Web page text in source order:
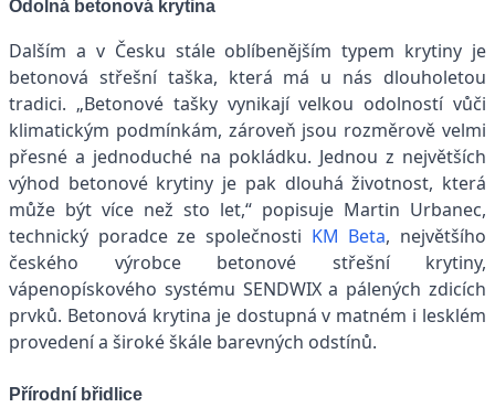
Odolná betonová krytina
Dalším a v Česku stále oblíbenějším typem krytiny je
betonová střešní taška, která má u nás dlouholetou
tradici. „Betonové tašky vynikají velkou odolností vůči
klimatickým podmínkám, zároveň jsou rozměrově velmi
přesné a jednoduché na pokládku. Jednou z největších
výhod betonové krytiny je pak dlouhá životnost, která
může být více než sto let,“ popisuje Martin Urbanec,
technický poradce ze společnosti KM Beta, největšího
českého výrobce betonové střešní krytiny,
vápenopískového systému SENDWIX a pálených zdicích
prvků. Betonová krytina je dostupná v matném i lesklém
provedení a široké škále barevných odstínů.
Přírodní břidlice